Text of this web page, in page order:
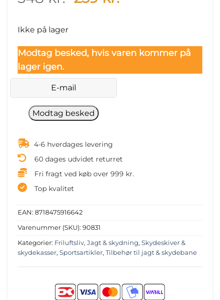
Ikke på lager
Modtag besked, hvis varen kommer på
lager igen.
4-6 hverdages levering
60 dages udvidet returret
Fri fragt ved køb over 999 kr.
Top kvalitet
EAN: 8718475916642
Varenummer (SKU): 90831
Kategorier: Friluftsliv, Jagt & skydning, Skydeskiver &
skydekasser, Sportsartikler, Tilbehør til jagt & skydebane